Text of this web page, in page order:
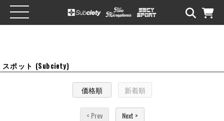
スポット (Subciety)
価格順 新着順
< Prev Next >